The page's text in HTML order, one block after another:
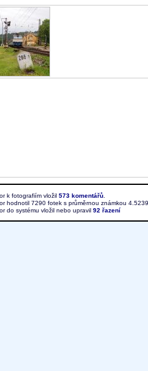
k fotografiím vložil 573 komentářů.
hodnotil 7290 fotek s průměrnou známkou
do systému vložil nebo upravil 92 řazení